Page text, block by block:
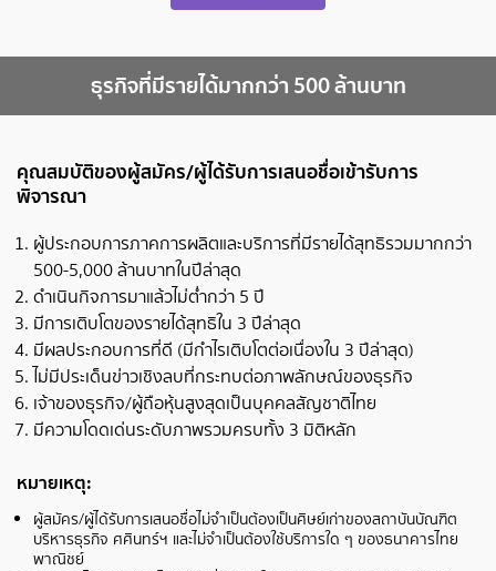
ธุรกิจที่มีรายได้มากกว่า 500 ล้านบาท
คุณสมบัติของผู้สมัคร/ผู้ได้รับการเสนอชื่อเข้ารับการ
พิจารณา
ผู้ประกอบการภาคการผลิตและบริการที่มีรายได้สุทธิรวมมากกว่า
500-5,000 ล้านบาทในปีล่าสุด
ดำเนินกิจการมาแล้วไม่ต่ำกว่า 5 ปี
มีการเติบโตของรายได้สุทธิใน 3 ปีล่าสุด
มีผลประกอบการที่ดี (มีกำไรเติบโตต่อเนื่องใน 3 ปีล่าสุด)
ไม่มีประเด็นข่าวเชิงลบที่กระทบต่อภาพลักษณ์ของธุรกิจ
เจ้าของธุรกิจ/ผู้ถือหุ้นสูงสุดเป็นบุคคลสัญชาติไทย
มีความโดดเด่นระดับภาพรวมครบทั้ง 3 มิติหลัก
หมายเหตุ:
ผู้สมัคร/ผู้ได้รับการเสนอชื่อไม่จำเป็นต้องเป็นศิษย์เก่าของสถาบันบัณฑิต
บริหารธุรกิจ ศศินทร์ฯ และไม่จำเป็นต้องใช้บริการใด ๆ ของธนาคารไทย
พาณิชย์